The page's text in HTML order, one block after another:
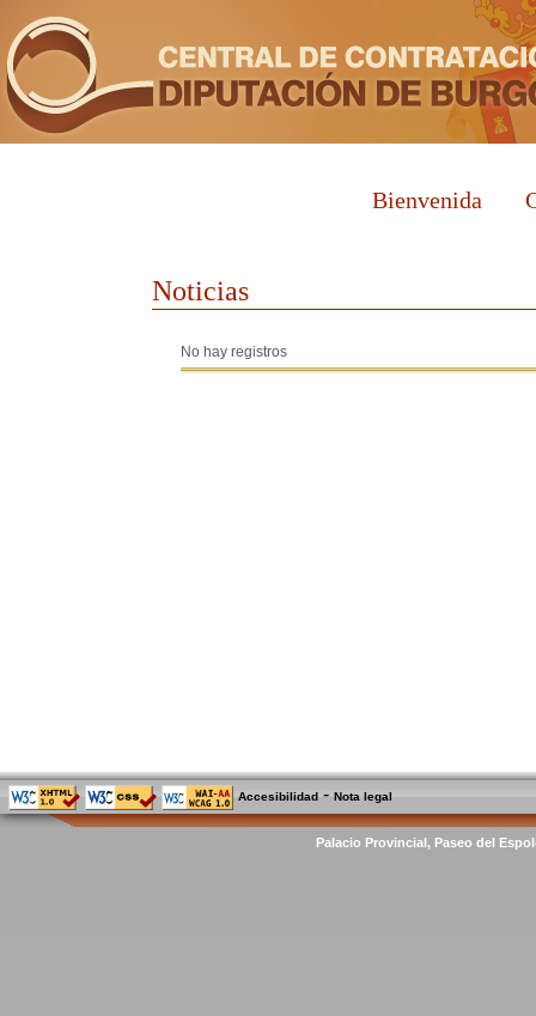
Bienvenida
Noticias
No hay registros
Accesibilidad -Nota legal
Palacio Provincial, Paseo del